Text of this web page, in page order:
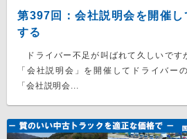
第397回：会社説明会を開催し
する
ドライバー不足が叫ばれて久しいです
「会社説明会」を開催してドライバー
「会社説明会...